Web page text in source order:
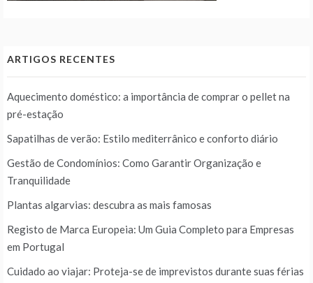
ARTIGOS RECENTES
Aquecimento doméstico: a importância de comprar o pellet na
pré-estação
Sapatilhas de verão: Estilo mediterrânico e conforto diário
Gestão de Condomínios: Como Garantir Organização e
Tranquilidade
Plantas algarvias: descubra as mais famosas
Registo de Marca Europeia: Um Guia Completo para Empresas
em Portugal
Cuidado ao viajar: Proteja-se de imprevistos durante suas férias